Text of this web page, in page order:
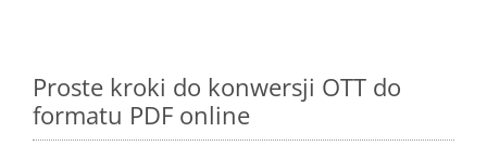
Proste kroki do konwersji OTT do
formatu PDF online